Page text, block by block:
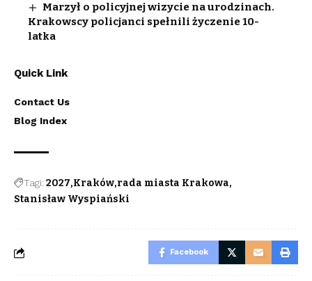
Marzył o policyjnej wizycie na urodzinach.
Krakowscy policjanci spełnili życzenie 10-
latka
Quick Link
Contact Us
Blog Index
Tagi:2027 Kraków rada miasta Krakowa
Stanisław Wyspiański
Facebook